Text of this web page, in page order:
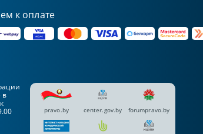
к оплате
в
pravo.by center.gov.by forumpravo.by